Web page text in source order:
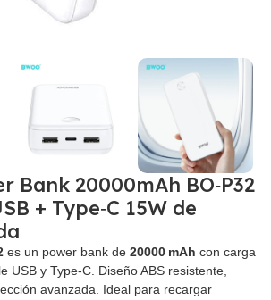
agrandar
Bank 20000mAh BO‑P32
+ Type‑C 15W de
es un power bank de 20000 mAh con carga
USB y Type‑C. Diseño ABS resistente,
avanzada. Ideal para recargar